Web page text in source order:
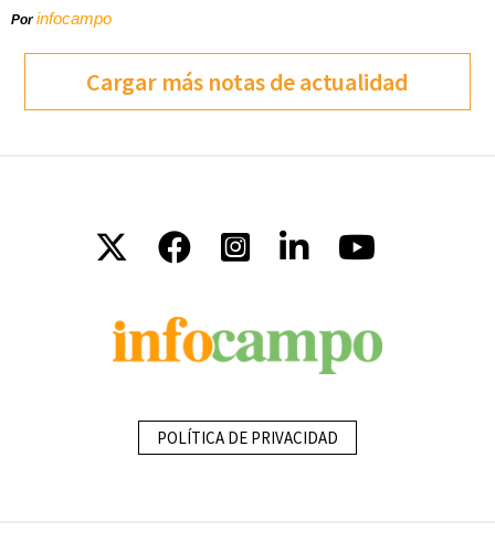
Porinfocampo
Cargar más notas de actualidad
POLÍTICA DE PRIVACIDAD